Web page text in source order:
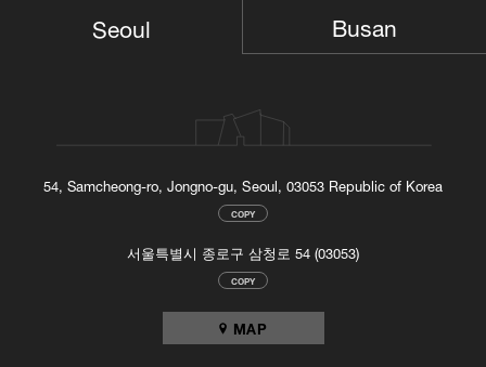
Seoul
54, Samcheong-ro, Jongno-gu, Seoul, 03053 Republic of Korea
COPY
서울특별시 종로구 삼청로 54 (03053)
COPY
MAP
Busan